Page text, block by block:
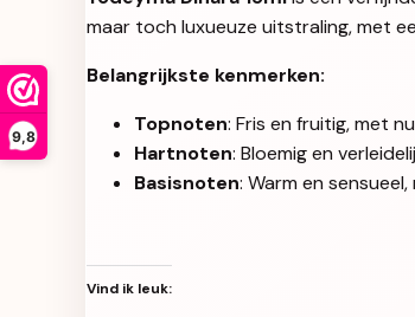
9,8
maar toch luxueuze uitstraling, met
Belangrijkste kenmerken:
Topnoten: Fris en fruitig, met
Hartnoten: Bloemig en
Basisnoten: Warm en
Vind ik leuk: